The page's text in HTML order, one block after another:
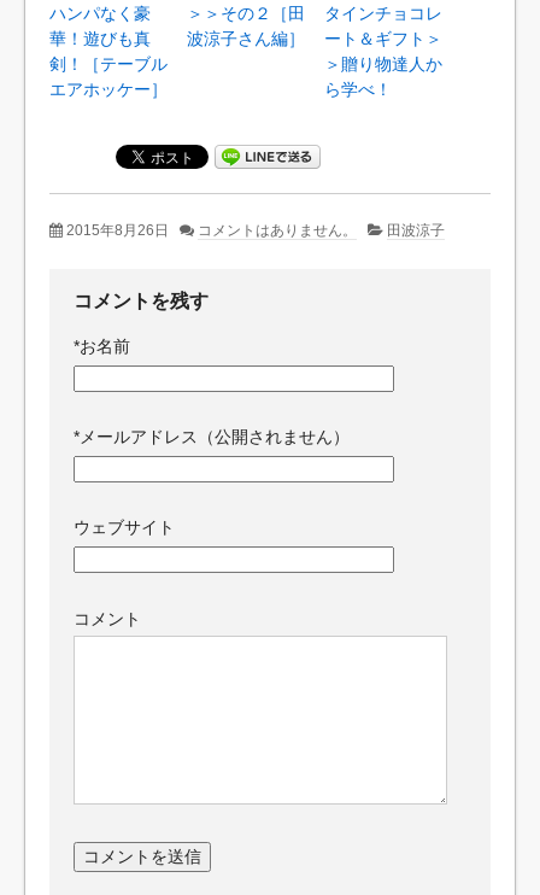
ハンパなく豪
華！遊びも真
剣！［テーブル
エアホッケー］
＞＞その２［田
波涼子さん編］
タインチョコレ
ート＆ギフト＞
＞贈り物達人か
ら学べ！
2015年8月26日 コメントはありません。 田波涼子
コメントを残す
*お名前
*メールアドレス（公開されません）
ウェブサイト
コメント